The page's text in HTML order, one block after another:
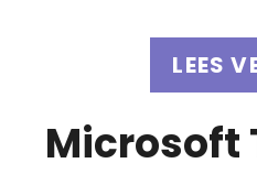
LEES
Microsoft